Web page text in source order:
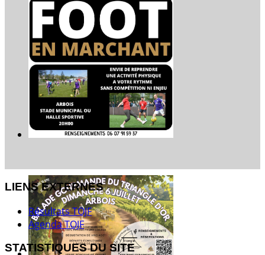
LIENS EXTERNES
Résultats TOJF
Agenda TOJF
STATISTIQUES DU SITE